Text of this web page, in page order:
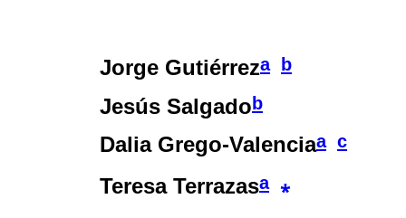
Jorge Gutiérreza b
Jesús Salgadob
Dalia Grego-Valenciaa c
Teresa Terrazasa ⁎